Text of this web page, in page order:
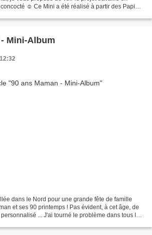
☺ Ce Mini a été réalisé à partir des Papiers
Mini-Album
dans le Nord pour une grande fête de famille
et ses 90 printemps ! Pas évident, à cet âge, de
... J'ai tourné le problème dans tous les